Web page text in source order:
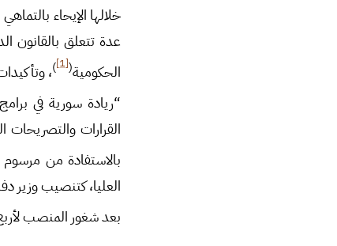
خلالها الإيحاء
عدة تتعلق بالقانون
الحكومية(
[1]
)،
“ريادة سورية في
القرارات
بالاستفادة من مرسوم
العليا، كتنصيب وزير
بعد شغور المنصب لأربع